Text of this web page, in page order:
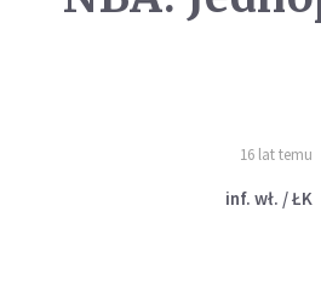
16 lat temu
inf. wł. / ŁK